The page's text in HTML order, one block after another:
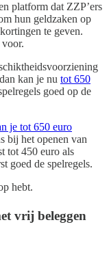
platform dat ZZP’ers
hun geldzaken op
te geven.
kan je nu tot 650
goed op de
je tot 650 euro
bij het openen van
tot 450 euro als
goed de spelregels.
hebt.
vrij beleggen